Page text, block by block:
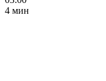
4 мин